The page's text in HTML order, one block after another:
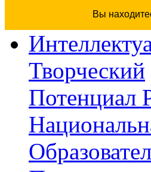
Вы
Творческий
Потенциал